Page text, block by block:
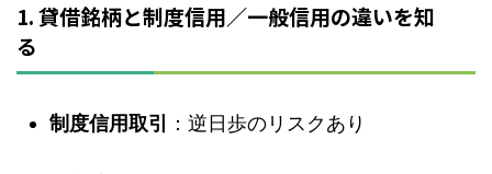
1. 貸借銘柄と制度信用／一般信用の違いを知
る
制度信用取引 ：逆日歩のリスクあり